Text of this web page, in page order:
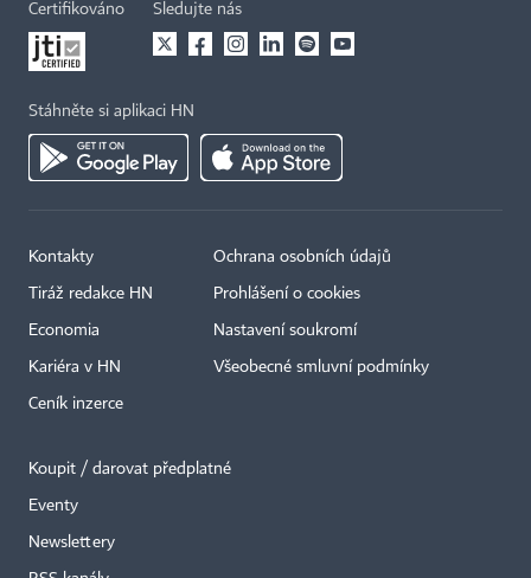
Certifikováno Sledujte nás
Stáhněte si aplikaci HN
Kontakty
Tiráž redakce HN
Economia
Kariéra v HN
Ceník inzerce
Ochrana osobních údajů
Prohlášení o cookies
Nastavení soukromí
Všeobecné smluvní podmínky
Koupit / darovat předplatné
Eventy
Newslettery